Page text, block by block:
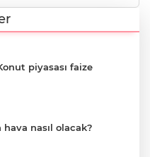
piyasası faize
hava nasıl olacak?